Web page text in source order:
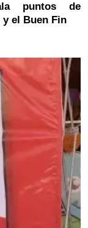
puntos de
el Buen Fin